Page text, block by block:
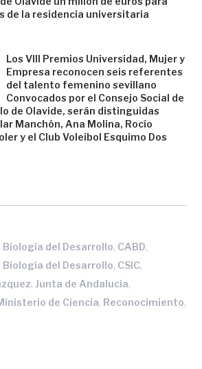
de la residencia universitaria
Los VIII Premios Universidad, Mujer y
Empresa reconocen seis referentes
del talento femenino sevillano
Convocados por el Consejo Social de
de Olavide, serán distinguidas
Manchón, Ana Molina, Rocío
y el Club Voleibol Esquimo Dos
Biología del Desarrollo, CABD,
del Desarrollo, CSIC,
,Junta de Andalucía,
de Ciencia, Reconocimiento,